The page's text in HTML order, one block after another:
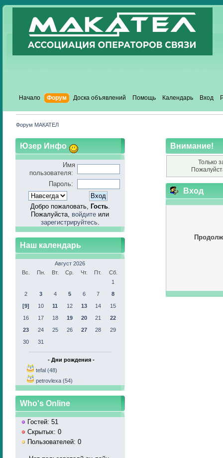
Начало Форум Доска объявлений Помощь Календарь Вход
Форум МАКАТЕЛ
Юзер Инфо
Имя
пользователя:
Пароль:
Добро пожаловать, Гость.
Пожалуйста, войдите или
зарегистрируйтесь.
Наш календарь
Август 2026
Вс.
Пн. Вт. Ср. Чт. Пт.
Сб.
1
2
3 4 5 6 7
8
[9]
10 11 12 13 14
15
16
17 18 19 20 21
22
23
24 25 26 27 28
29
30
31
- Дни рождения -
tefal (48)
petrovlexa (54)
Who's Online
Гостей: 51
Скрытых: 0
Пользователей: 0
Внимание!
Только
Вход